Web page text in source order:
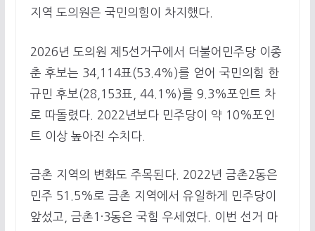
지역 도의원은 국민의힘이 차지했다.
2026년 도의원 제5선거구에서 더불어민주당 이종
춘 후보는 34,114표(53.4%)를 얻어 국민의힘 한
규민 후보(28,153표, 44.1%)를 9.3%포인트 차
로 따돌렸다. 2022년보다 민주당이 약 10%포인
트 이상 높아진 수치다.
금촌 지역의 변화도 주목된다. 2022년 금촌2동은
민주 51.5%로 금촌 지역에서 유일하게 민주당이
앞섰고, 금촌1·3동은 국힘 우세였다. 이번 선거 마